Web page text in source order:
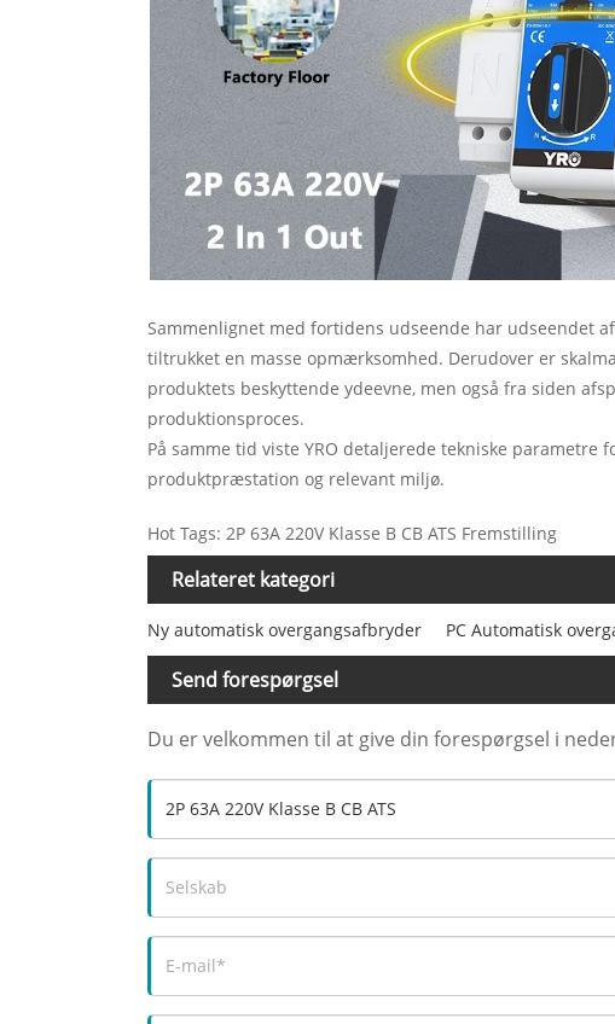
Sammenlignet med fortidens udseende har udseendet
tiltrukket en masse opmærksomhed. Derudover er
produktets beskyttende ydeevne, men også fra siden
produktionsproces.
På samme tid viste YRO detaljerede tekniske parametre
produktpræstation og relevant miljø.
Hot Tags: 2P 63A 220V Klasse B CB ATS Fremstilling
Relateret kategori
Ny automatisk overgangsafbryder PC Automatisk
Send forespørgsel
Du er velkommen til at give din forespørgsel i